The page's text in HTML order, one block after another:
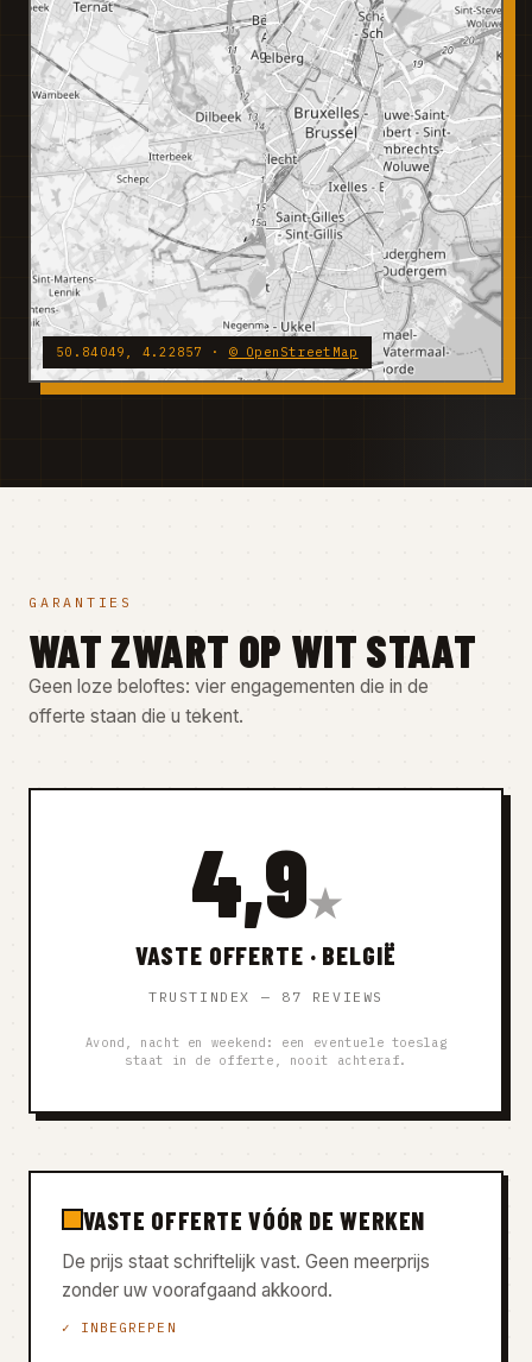
50.84049, 4.22857 · © OpenStreetMap
GARANTIES
WAT ZWART OP WIT STAAT
Geen loze beloftes: vier engagementen die in de
offerte staan die u tekent.
4,9★
VASTE OFFERTE · BELGIË
TRUSTINDEX — 87 REVIEWS
Avond, nacht en weekend: een eventuele toeslag
staat in de offerte, nooit achteraf.
VASTE OFFERTE VÓÓR DE WERKEN
De prijs staat schriftelijk vast. Geen meerprijs
zonder uw voorafgaand akkoord.
✓ INBEGREPEN